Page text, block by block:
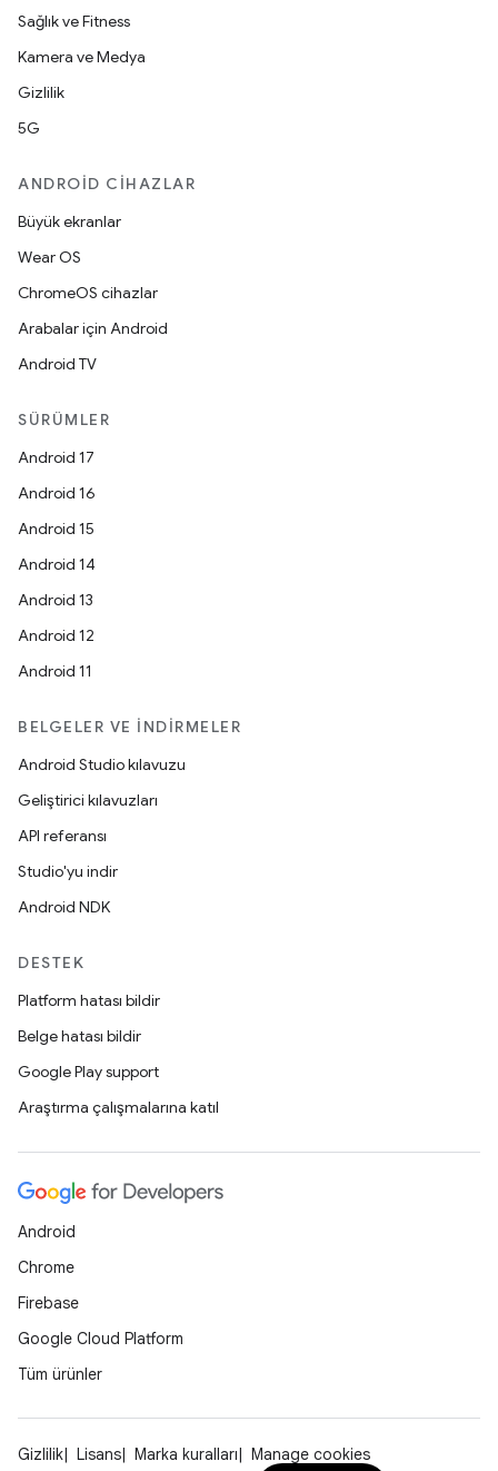
Sağlık ve Fitness
Kamera ve Medya
Gizlilik
5G
ANDROID CIHAZLAR
Büyük ekranlar
Wear OS
ChromeOS cihazlar
Arabalar için Android
Android TV
SÜRÜMLER
Android 17
Android 16
Android 15
Android 14
Android 13
Android 12
Android 11
BELGELER VE İNDIRMELER
Android Studio kılavuzu
Geliştirici kılavuzları
API referansı
Studio'yu indir
Android NDK
DESTEK
Platform hatası bildir
Belge hatası bildir
Google Play support
Araştırma çalışmalarına katıl
Android
Chrome
Firebase
Google Cloud Platform
Tüm ürünler
Gizlilik Lisans Marka kuralları Manage cookies